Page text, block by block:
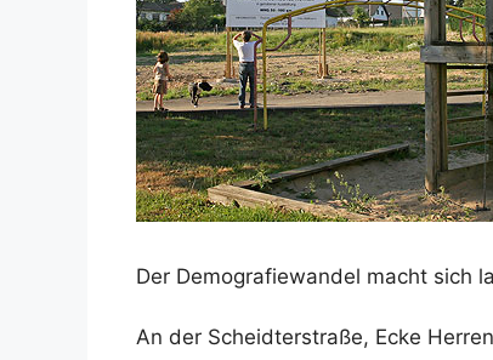
Der Demografiewandel macht sich
An der Scheidterstraße, Ecke